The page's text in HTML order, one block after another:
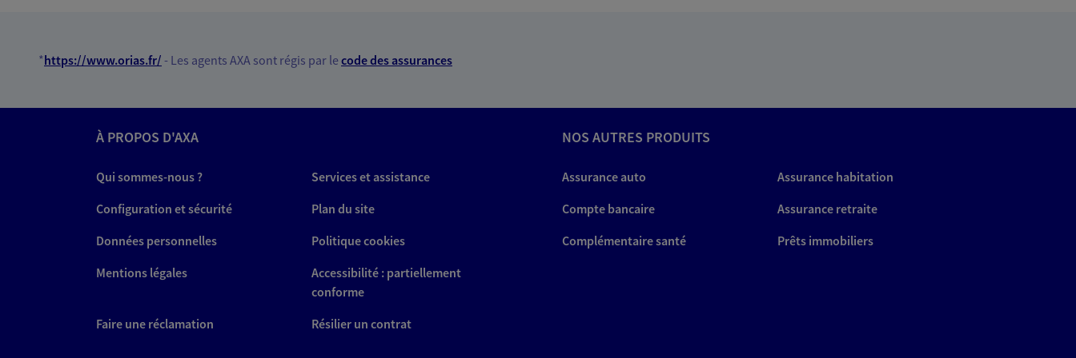
7 Rue Denis Papin, 41000 Blois
Ouvre le 10 août à 09:00
VOIR NOTRE SITE WEB
*https://www.orias.fr/ - Les agents AXA sont régis par lecode des assurances
À PROPOS D'AXA
Qui sommes-nous ?
Services et assistance
Configuration et sécurité
Plan du site
Données personnelles
Politique cookies
Mentions légales
Accessibilité : partiellement
conforme
Faire une réclamation
Résilier un contrat
NOS AUTRES PRODUITS
Assurance auto
Assurance habitation
Compte bancaire
Assurance retraite
Complémentaire santé
Prêts immobiliers